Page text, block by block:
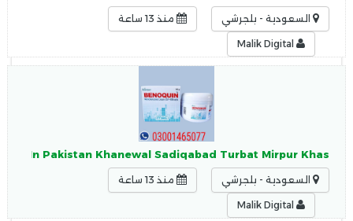
السعودية - بلجرشي منذ 13 ساعة
In Pakistan Khanewal Sadiqabad Turbat Mirpur Khas
السعودية - بلجرشي منذ 13 ساعة